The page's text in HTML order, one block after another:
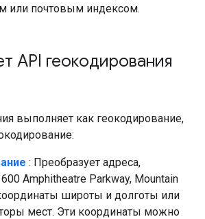
или почтовым индексом.
API геокодирования
выполняет как геокодирование,
: Преобразует адреса,
Amphitheatre Parkway, Mountain
широты и долготы или
мест. Эти координаты можно